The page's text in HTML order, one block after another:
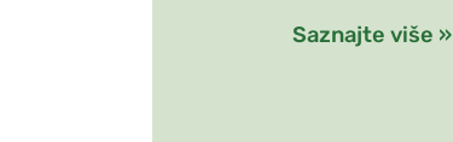
Saznajte više »